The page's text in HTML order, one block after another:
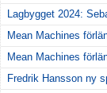
Lagbygget 2024:
Mean Machines
Mean Machines
Fredrik Hansson ny